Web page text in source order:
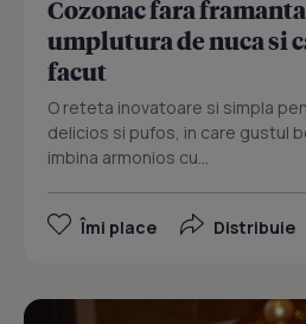
Cozonac fara
umplutura de nuca si
facut
O reteta inovatoare si simpla
delicios si pufos, in care gustul
imbina armonios cu...
Îmi place Distribuie